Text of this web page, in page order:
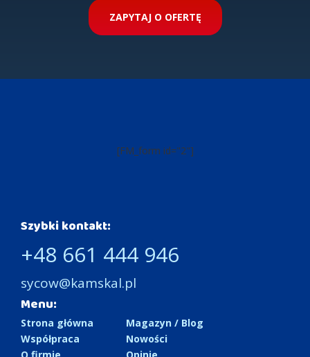
ZAPYTAJ O OFERTĘ
[FM_form id="2"]
Szybki kontakt:
+48 661 444 946
sycow@kamskal.pl
Menu:
Strona główna
Współpraca
Magazyn / Blog
Nowości